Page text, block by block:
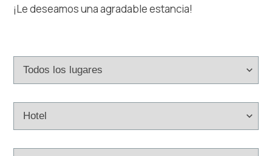
Información
Safe in Dalmatia
es
¡Le deseamos una agradable estancia!